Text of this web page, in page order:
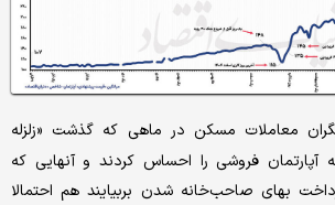
معاملات مسکن در ماهی که گذشت «زلزله
آپارتمان فروشی را احساس کردند و آنهایی که
بهای صاحب‌خانه شدن بربیایند هم احتمالا